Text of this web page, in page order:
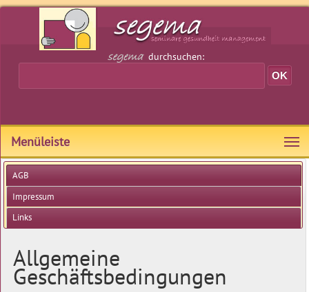
durchsuchen:
Menüleiste
AGB
Impressum
Links
Allgemeine
Geschäftsbedingungen